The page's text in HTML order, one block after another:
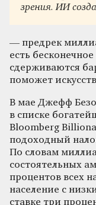
зрения. ИИ
— предрек
есть
сдерживаются
поможет
В мае Джефф
в списке
Bloomberg
подоходный
По словам
состоятельных
процентов всех
население с
ставке три